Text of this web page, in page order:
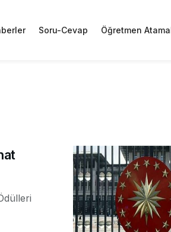
Soru-Cevap Öğretmen